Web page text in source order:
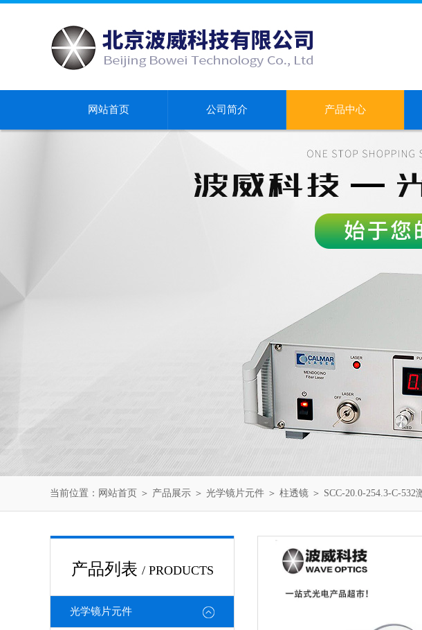
网站首页 公司简介 产品中心
当前位置： 网站首页 ＞ 产品展示 ＞ 光学镜片元件 ＞ 柱透镜 ＞ SCC-20.0-254.3-C-
产品列表 / PRODUCTS
光学镜片元件